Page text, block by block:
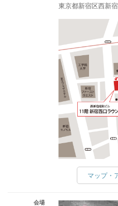
東京都新宿区西新
マップ・
会場